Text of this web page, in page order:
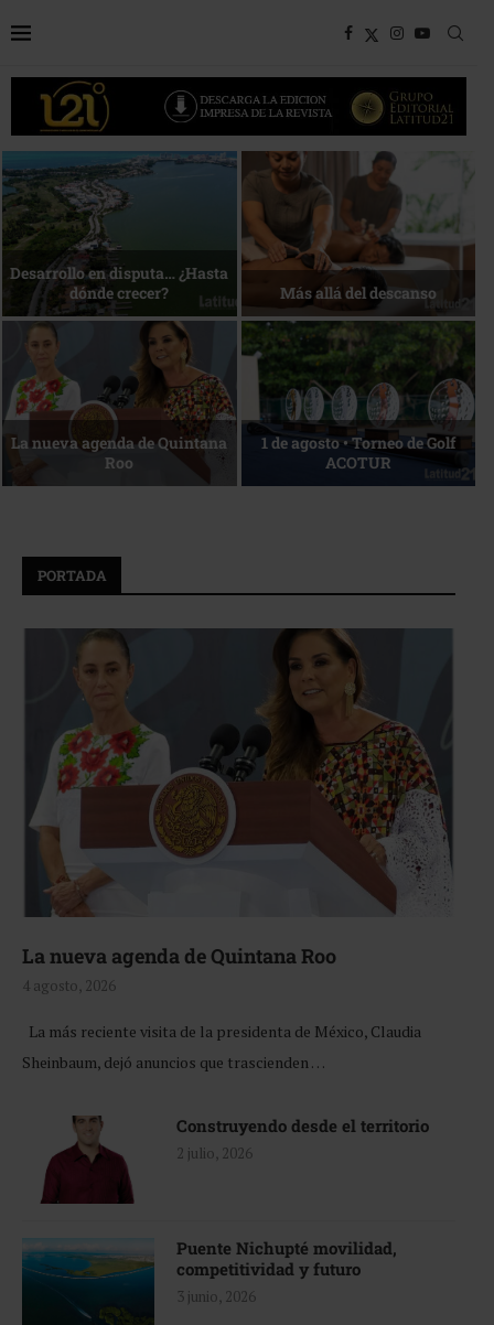
Bottega, un viaje servido a la
mesa
Energía que Impulsa la
competitividad
Reconocimiento de viajeros La esencia del servicio
PORTADA
La nueva agenda de Quintana Roo
4 agosto, 2026
La más reciente visita de la presidenta de México, Claudia
Sheinbaum, dejó anuncios que trascienden …
Construyendo desde el territorio
2 julio, 2026
Puente Nichupté movilidad,
competitividad y futuro
3 junio, 2026